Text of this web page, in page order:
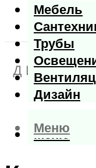
Мебель
Трубы
Дизайн
Меню
Меню